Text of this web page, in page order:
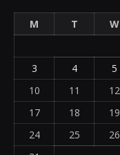
M
T W
3
4 5
10
11 12
17
18 19
24
25 26